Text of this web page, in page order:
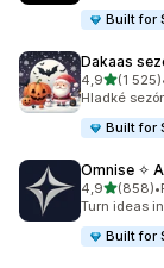
Built for
Dakaas
4,9z 5 hvězd
(1 525)
Celkový
Hladké
Built for
Omnise ✧
4,9z 5 hvězd
(858)
Celkový •
Turn ideas
Built for